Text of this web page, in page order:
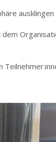
ausklingen